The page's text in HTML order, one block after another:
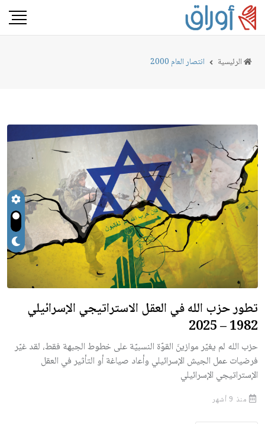
الرئيسية انتصار العام 2000
تطور حزب الله في العقل الاستراتيجي الإسرائيلي
1982 – 2025
حزب الله لم يغيّر موازينَ القوّة النسبيّة على خطوط الجبهة فقط، لقد غيّر
فرضيات عمل الجيش الإسرائيلي وأعاد صياغة أو التأثير في العقل
الإستراتيجي الإسرائيلي
منذ 9 أشهر